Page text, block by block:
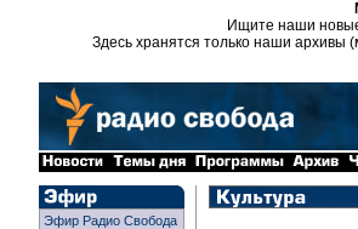
Ищите наши
Здесь хранятся только наши архивы
Эфир Радио Свобода